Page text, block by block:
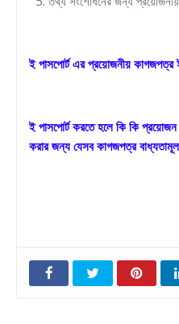
ই পাসপোর্ট এর প্রয়োজনীয় কাগজপত্র
ই পাসপোর্ট করতে হলে কি কি
করার জন্য যেসব কাগজপত্র